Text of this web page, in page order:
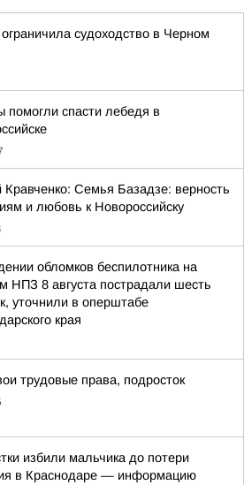
судоходство в Черном
помогли спасти лебедя в
Кравченко: Семья Базадзе: верность
и любовь к Новороссийску
обломков беспилотника на
НПЗ 8 августа пострадали шесть
уточнили в оперштабе
края
трудовые права, подросток
избили мальчика до потери
в Краснодаре — информацию